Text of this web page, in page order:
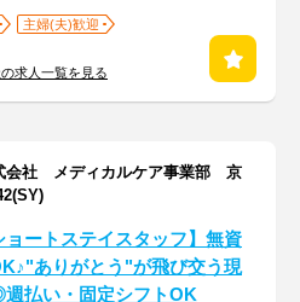
主婦(夫)歓迎
求人一覧を見る
会社 メディカルケア事業部 京
ョートステイスタッフ】無資
ありがとう"が飛び交う現
払い・固定シフトOK